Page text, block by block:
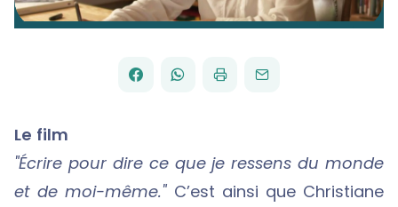
PARTAGER
FACEBOOK
PARTAGER
WHATSAPP
IMPRIMERENVOYER
PAR
EMAIL
Le film
"Écrire pour dire ce que je ressens du monde
et de moi-même."C’est ainsi que Christiane